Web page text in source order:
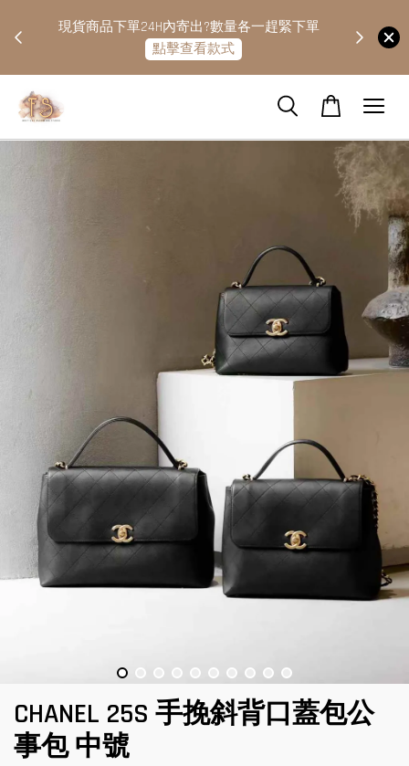
現貨商品下單24H內寄出?數量各一趕緊下單
點擊查看款式
CHANEL 25S 手挽斜背口蓋包公
事包 中號